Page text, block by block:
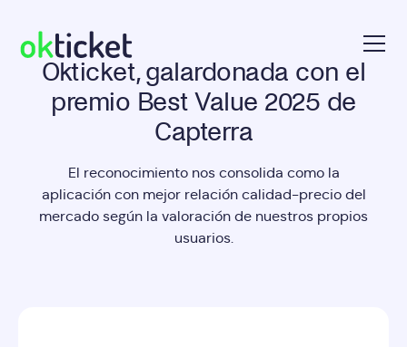
okticket
Okticket, galardonada con el
premio Best Value 2025 de
Capterra
El reconocimiento nos consolida como la
aplicación con mejor relación calidad-precio del
mercado según la valoración de nuestros propios
usuarios.